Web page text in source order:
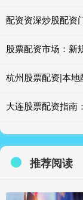
配资资深炒股配资
股票配资市场：新
杭州股票配资|本
大连股票配资指南
推荐阅读